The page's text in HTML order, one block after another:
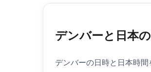
デンバーと日本
デンバーの日時と日本時